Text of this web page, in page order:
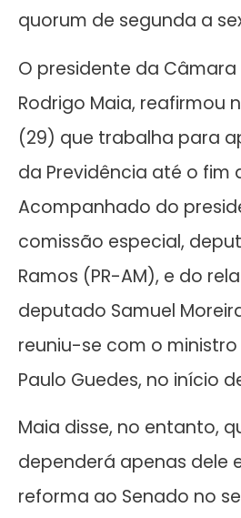
quorum de segunda a
O presidente da
Rodrigo Maia, reafirmou
(29) que trabalha para
da Previdência até o fim
Acompanhado do
comissão especial,
Ramos (PR-AM), e do
deputado Samuel
reuniu-se com o ministro
Paulo Guedes, no início
Maia disse, no entanto,
dependerá apenas dele
reforma ao Senado no